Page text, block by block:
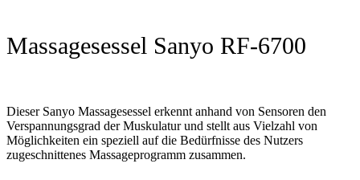
Massagesessel Sanyo RF-6700
Dieser Sanyo Massagesessel erkennt anhand von Sensoren den
Verspannungsgrad der Muskulatur und stellt aus Vielzahl von
Möglichkeiten ein speziell auf die Bedürfnisse des Nutzers
zugeschnittenes Massageprogramm zusammen.